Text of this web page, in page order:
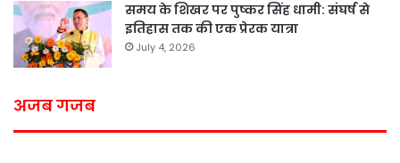
समय के शिखर पर पुष्कर सिंह धामी: संघर्ष से
इतिहास तक की एक प्रेरक यात्रा
July 4, 2026
अजब गजब